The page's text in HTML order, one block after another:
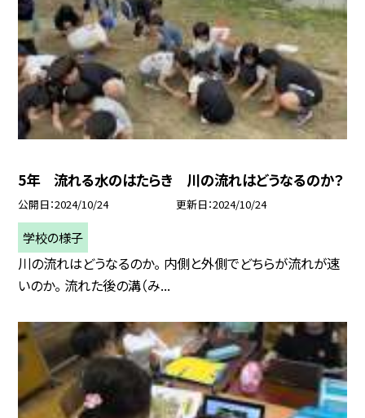
5年 流れる水のはたらき 川の流れはどうなるのか？
公開日 2024/10/24 更新日 2024/10/24
学校の様子
川の流れはどうなるのか。 内側と外側でどちらが流れが速
いのか。 流れた後の溝（み...